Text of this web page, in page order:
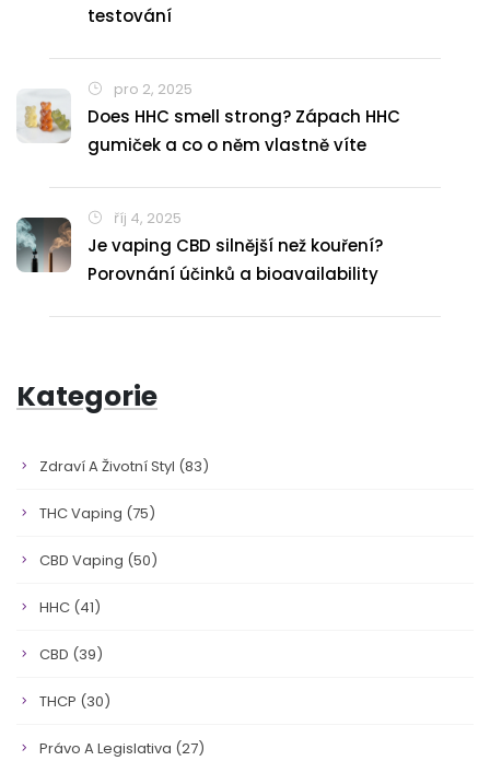
testování
pro 2, 2025
Does HHC smell strong? Zápach HHC
gumiček a co o něm vlastně víte
říj 4, 2025
Je vaping CBD silnější než kouření?
Porovnání účinků a bioavailability
Kategorie
Zdraví A Životní Styl (83)
THC Vaping (75)
CBD Vaping (50)
HHC (41)
CBD (39)
THCP (30)
Právo A Legislativa (27)